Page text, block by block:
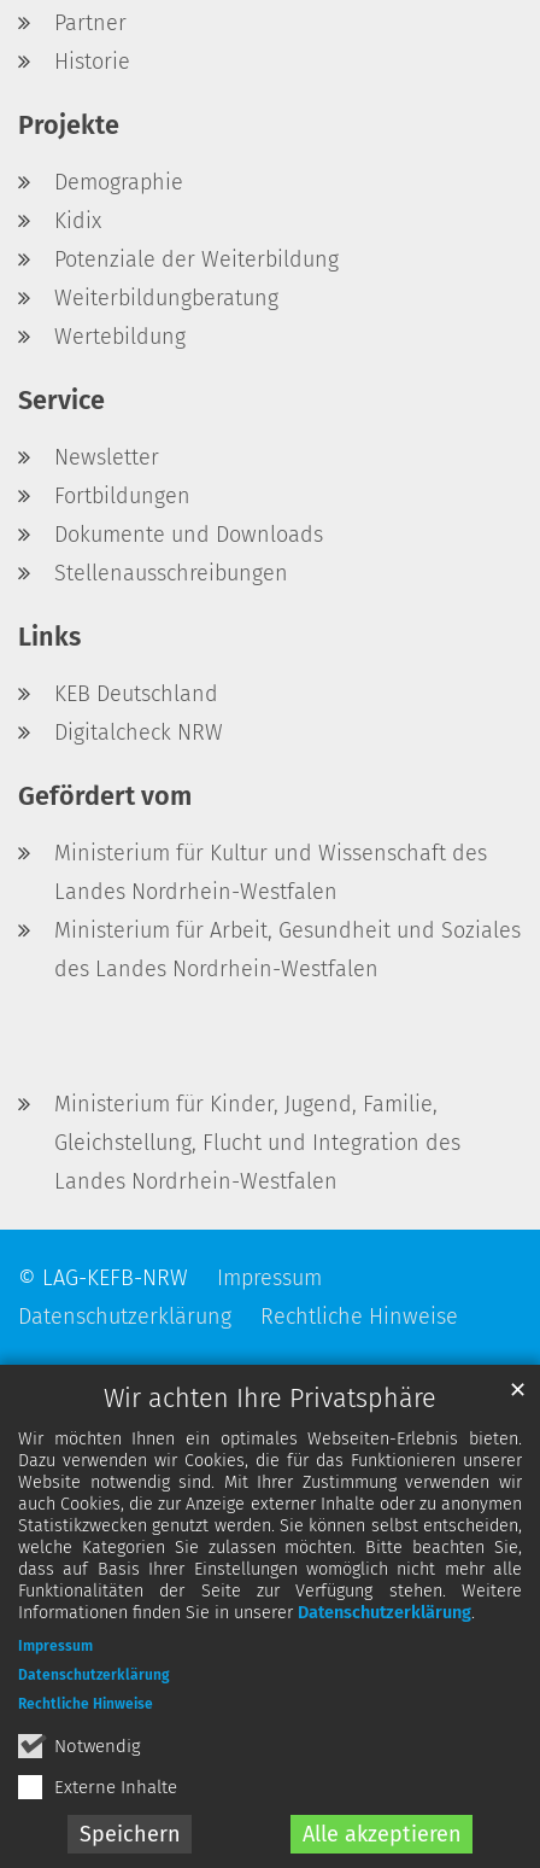
Wir achten Ihre Privatsphäre
Wir möchten Ihnen ein optimales Webseiten-Erlebnis bieten.
Dazu verwenden wir Cookies, die für das Funktionieren unserer
Website notwendig sind. Mit Ihrer Zustimmung verwenden wir
auch Cookies, die zur Anzeige externer Inhalte oder zu anonymen
Statistikzwecken genutzt werden. Sie können selbst entscheiden,
welche Kategorien Sie zulassen möchten. Bitte beachten Sie,
dass auf Basis Ihrer Einstellungen womöglich nicht mehr alle
Funktionalitäten der Seite zur Verfügung stehen. Weitere
Informationen finden Sie in unserer Datenschutzerklärung.
Notwendig
Externe Inhalte
Speichern Alle akzeptieren
✕
Impressum
Datenschutzerklärung
Rechtliche Hinweise
Partner
Historie
Projekte
Demographie
Kidix
Potenziale der Weiterbildung
Weiterbildungberatung
Wertebildung
Service
Newsletter
Fortbildungen
Dokumente und Downloads
Stellenausschreibungen
Links
KEB Deutschland
Digitalcheck NRW
Gefördert vom
Ministerium für Kultur und Wissenschaft des
Landes Nordrhein-Westfalen
Ministerium für Arbeit, Gesundheit und Soziales
des Landes Nordrhein-Westfalen
Ministerium für Kinder, Jugend, Familie,
Gleichstellung, Flucht und Integration des
Landes Nordrhein-Westfalen
© LAG-KEFB-NRW
Impressum
Datenschutzerklärung
Rechtliche Hinweise